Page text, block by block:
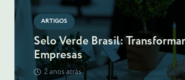
ARTIGOS
Selo Verde Brasil:
Empresas
2 anos atrás